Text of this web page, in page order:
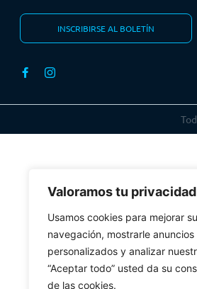
Valoramos tu privacidad
Usamos cookies para mejorar
navegación, mostrarle
personalizados y analizar
“Aceptar todo” usted da su
de las cookies.
INSCRIBIRSE AL BOLETÍN